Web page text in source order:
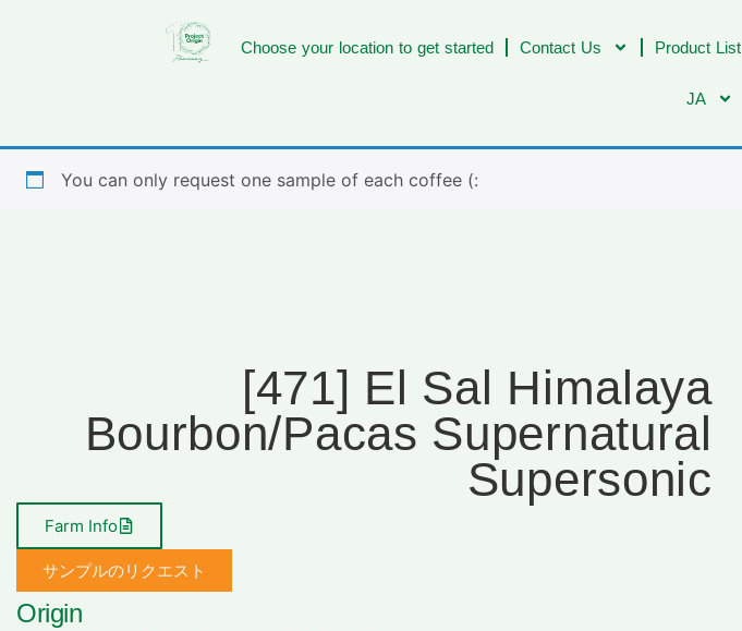
Choose your location to get started Contact Us Product List
JA
You can only request one sample of each coffee (:
[471] El Sal Himalaya
Bourbon/Pacas Supernatural
Supersonic
Farm Info
サンプルのリクエスト
Origin